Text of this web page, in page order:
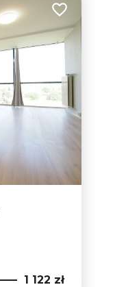
Dodaj do
1 122 zł